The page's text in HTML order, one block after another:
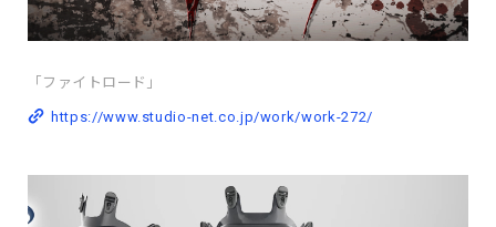
「ファイトロード」
https://www.studio-net.co.jp/work/work-272/